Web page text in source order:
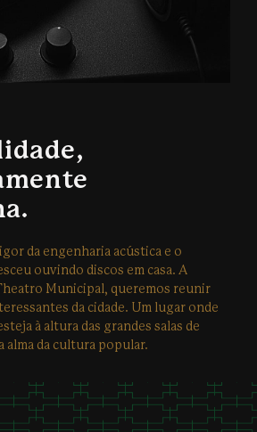
da engenharia acústica e o
ouvindo discos em casa. A
Municipal, queremos reunir
da cidade. Um lugar onde
à altura das grandes salas de
alma da cultura popular.